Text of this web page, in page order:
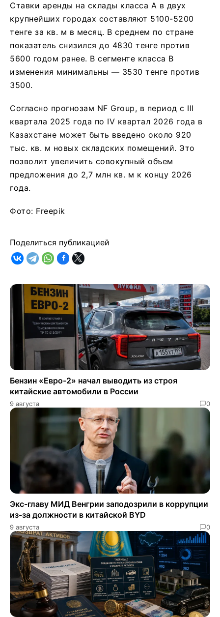
Ставки аренды на склады класса А в двух
крупнейших городах составляют 5100-5200
тенге за кв. м в месяц. В среднем по стране
показатель снизился до 4830 тенге против
5600 годом ранее. В сегменте класса B
изменения минимальны — 3530 тенге против
3500.
Согласно прогнозам NF Group, в период с III
квартала 2025 года по IV квартал 2026 года в
Казахстане может быть введено около 920
тыс. кв. м новых складских помещений. Это
позволит увеличить совокупный объем
предложения до 2,7 млн кв. м к концу 2026
года.
Фото: Freepik
Поделиться публикацией
Бензин «Евро-2» начал выводить из строя
китайские автомобили в России
9 августа 0
Экс-главу МИД Венгрии заподозрили в коррупции
из-за должности в китайской BYD
9 августа 0